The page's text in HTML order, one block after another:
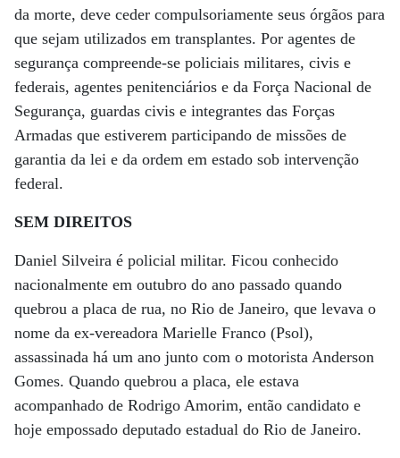
da morte, deve ceder compulsoriamente seus órgãos para
que sejam utilizados em transplantes. Por agentes de
segurança compreende-se policiais militares, civis e
federais, agentes penitenciários e da Força Nacional de
Segurança, guardas civis e integrantes das Forças
Armadas que estiverem participando de missões de
garantia da lei e da ordem em estado sob intervenção
federal.
SEM DIREITOS
Daniel Silveira é policial militar. Ficou conhecido
nacionalmente em outubro do ano passado quando
quebrou a placa de rua, no Rio de Janeiro, que levava o
nome da ex-vereadora Marielle Franco (Psol),
assassinada há um ano junto com o motorista Anderson
Gomes. Quando quebrou a placa, ele estava
acompanhado de Rodrigo Amorim, então candidato e
hoje empossado deputado estadual do Rio de Janeiro.